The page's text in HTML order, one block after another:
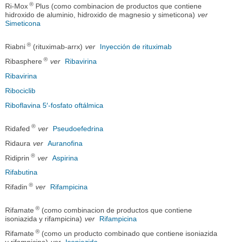
Ri-Mox ® Plus (como combinacion de productos que contiene
hidroxido de aluminio, hidroxido de magnesio y simeticona) ver
Simeticona
Riabni ® (rituximab-arrx) ver
Inyección de rituximab
Ribasphere ® ver
Ribavirina
Ribavirina
Ribociclib
Riboflavina 5′-fosfato oftálmica
Ridafed ® ver
Pseudoefedrina
Ridaura ver Auranofina
Ridiprin ® ver Aspirina
Rifabutina
Rifadin ® ver Rifampicina
Rifamate ® (como combinacion de productos que contiene
isoniazida y rifampicina) ver
Rifampicina
Rifamate ® (como un producto combinado que contiene isoniazida